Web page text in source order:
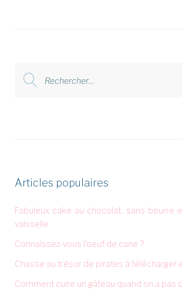
Articles populaires
Fabuleux cake au chocolat, sans beurre
vaisselle
Connaissez-vous l'oeuf de cane ?
Chasse au trésor de pirates à télécharger
Comment cuire un gâteau quand on a pas